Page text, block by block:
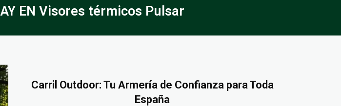
EN Visores térmicos Pulsar
Carril Outdoor: Tu Armería de Confianza para Toda
España